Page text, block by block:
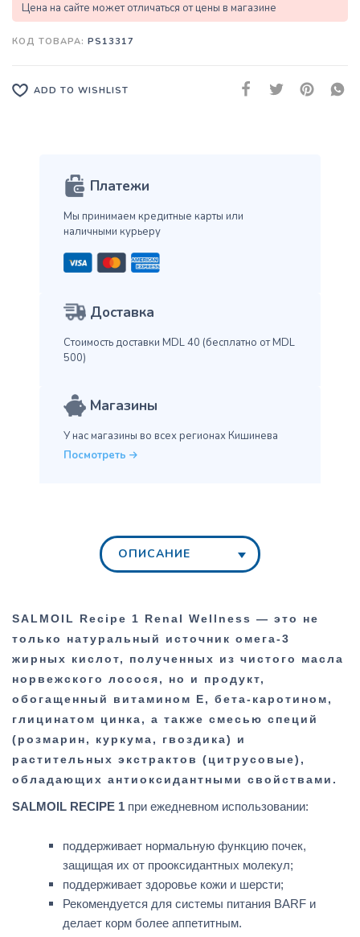
Цена на сайте может отличаться от цены в магазине
КОД ТОВАРА: PS13317
ADD TO WISHLIST
Платежи
Мы принимаем кредитные карты или
наличными курьеру
Доставка
Стоимость доставки MDL 40 (бесплатно от MDL
500)
Магазины
У нас магазины во всех регионах Кишинева
Посмотреть
ОПИСАНИЕ
SALMOIL Recipe 1 Renal Wellness — это не
только натуральный источник омега-3
жирных кислот, полученных из чистого масла
норвежского лосося, но и продукт,
обогащенный витамином Е, бета-каротином,
глицинатом цинка, а также смесью специй
(розмарин, куркума, гвоздика) и
растительных экстрактов (цитрусовые),
обладающих антиоксидантными свойствами.
SALMOIL RECIPE 1 при ежедневном использовании:
поддерживает нормальную функцию почек,
защищая их от прооксидантных молекул;
поддерживает здоровье кожи и шерсти;
Рекомендуется для системы питания BARF и
делает корм более аппетитным.